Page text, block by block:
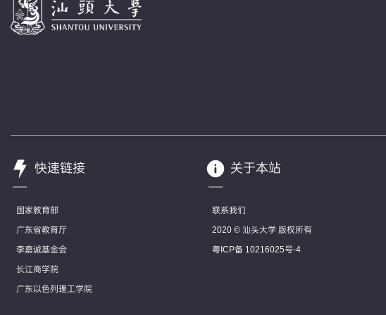
快速链接
国家教育部
广东省教育厅
李嘉诚基金会
长江商学院
广东以色列理工学院
关于本站
联系我们
2020 © 汕头大学 版权所有
粤ICP备 10216025号-4